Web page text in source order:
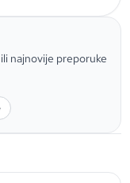
ili najnovije preporuke